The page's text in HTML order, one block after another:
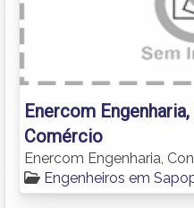
Enercom
Comércio
Enercom Engenharia,
Engenheiros em